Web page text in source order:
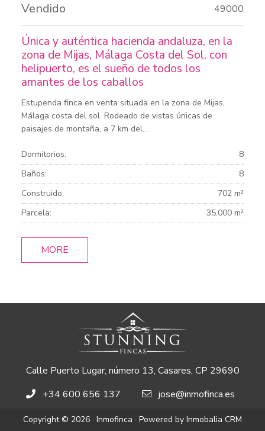
Vendido 49000
Única y auténtica hacienda andaluza, en la
zona de Mijas, Málaga Costa del Sol, con
helipuerto, es el sueño de todos los
amantes de los caballos
Estupenda finca en venta situada en la zona de Mijas,
Málaga costa del sol. Rodeado de vistas únicas de
paisajes de montaña, a 7 km del...
Dormitorios:
8
Baños:
8
Construido:
702 m²
Parcela:
35.000 m²
MORE
Calle Puerto Lugar, número 13, Casares, CP 29690
+34 600 656 137
jose@inmofinca.es
Copyright © 2026 · Inmofinca · Powered by Inmobalia CRM